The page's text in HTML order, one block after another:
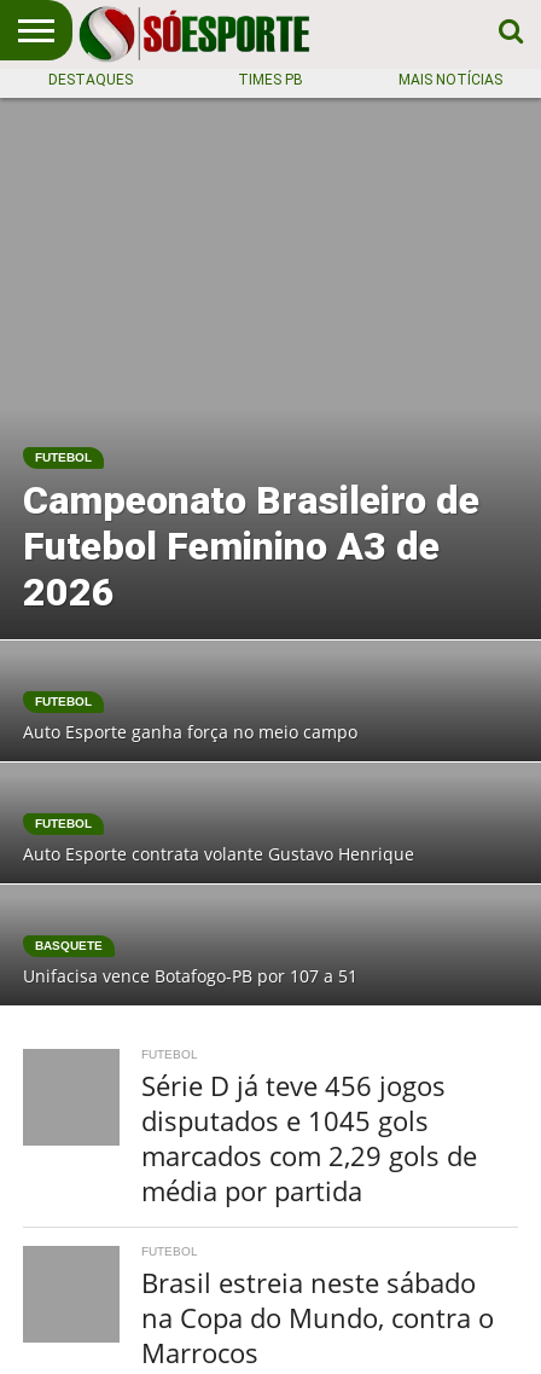
NOTÍCIA
ESPORTIVA
O SÓ
NOTÍCIAS
APOSTAS
DESTAQUES TIMES PB MAIS NOTÍCIAS
FUTEBOL
Campeonato Brasileiro de
Futebol Feminino A3 de
2026
FUTEBOL
Auto Esporte ganha força no meio campo
FUTEBOL
Auto Esporte contrata volante Gustavo Henrique
BASQUETE
Unifacisa vence Botafogo-PB por 107 a 51
FUTEBOL
Série D já teve 456 jogos
disputados e 1045 gols
marcados com 2,29 gols de
média por partida
FUTEBOL
Brasil estreia neste sábado
na Copa do Mundo, contra o
Marrocos